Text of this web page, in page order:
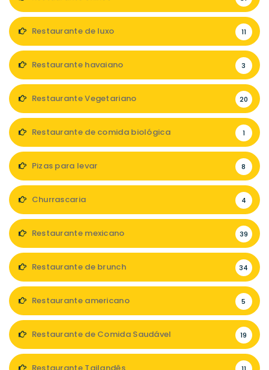
Restaurante de luxo 11
Restaurante havaiano 3
Restaurante Vegetariano 20
Restaurante de comida biológica 1
Pizas para levar 8
Churrascaria 4
Restaurante mexicano 39
Restaurante de brunch 34
Restaurante americano 5
Restaurante de Comida Saudável 19